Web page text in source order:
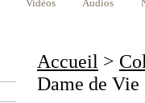
Vidéos Audios
Accueil >
Dame de Vie